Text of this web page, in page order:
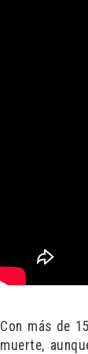
Con más de
muerte,